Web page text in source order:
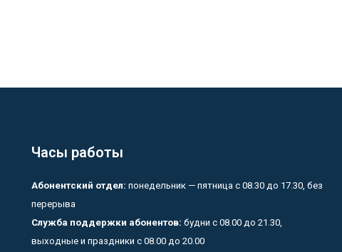
Часы работы
Абонентский отдел: понедельник — пятница с 08.30 до 17.30, без
перерыва
Служба поддержки абонентов: будни с 08.00 до 21.30,
выходные и праздники с 08.00 до 20.00